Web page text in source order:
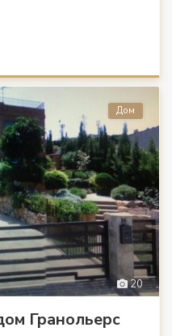
20
Дом
Гранольерс